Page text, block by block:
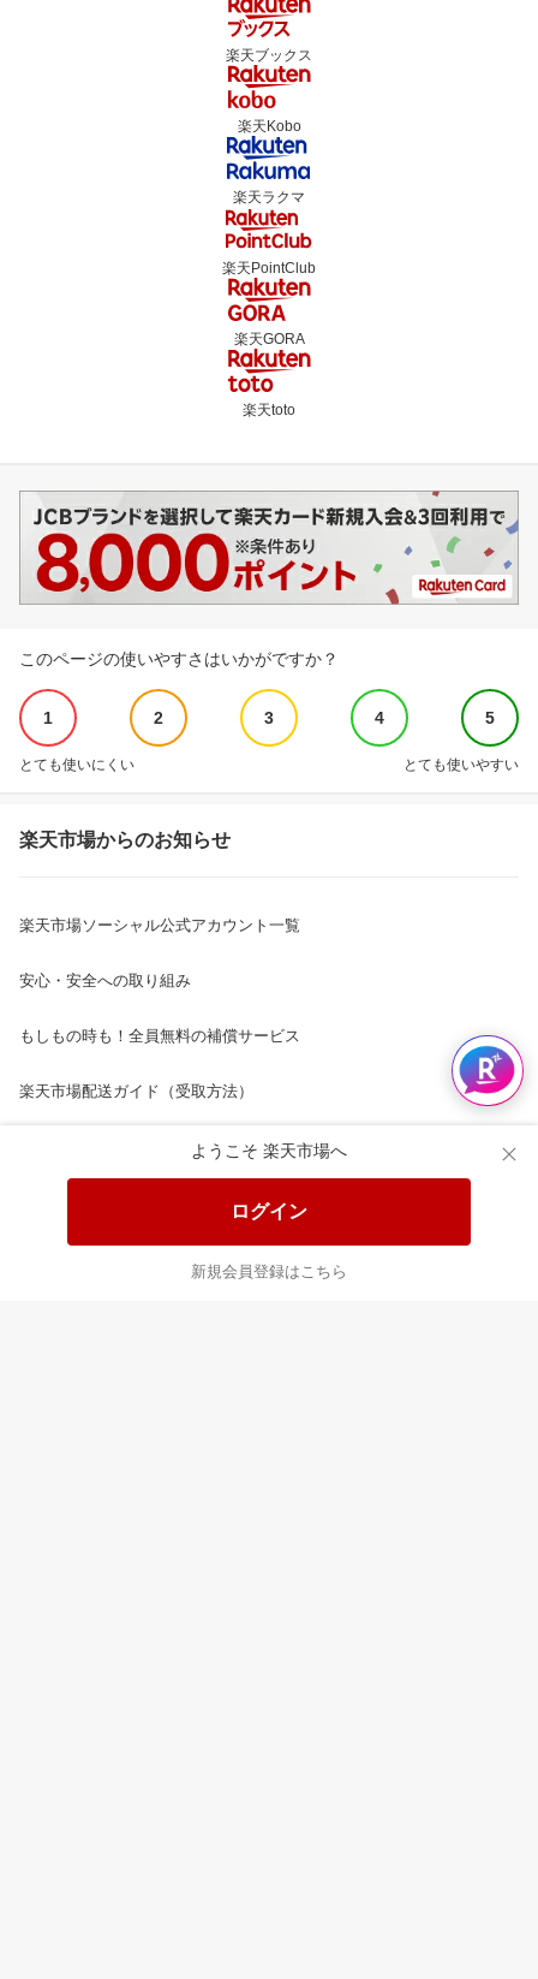
ようこそ 楽天市場へ
ログイン
新規会員登録はこちら
楽天ブックス
楽天Kobo
楽天ラクマ
楽天PointClub
楽天GORA
楽天toto
このページの使いやすさはいかがですか？
1 2 3 4 5
とても使いにくい とても使いやすい
楽天市場からのお知らせ
楽天市場ソーシャル公式アカウント一覧
安心・安全への取り組み
もしもの時も！全員無料の補償サービス
楽天市場配送ガイド（受取方法）
楽天にお店を開きませんか？
楽天ショッピングサービスご利用規約